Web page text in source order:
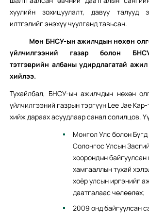
хуулийн зохицуулалт, давуу талууд
илтгэлийг энэхүү чуулганд тавьсан.
Мөн БНСУ-ын ажилчдын нөхөн
үйлчилгээний газар болон
тэтгэврийн албаны удирдлагатай
хийлээ.
Тухайлбал, БНСУ-ын ажилчдын нөхөн
үйлчилгээний газрын тэргүүн Lee Jae
хийж дараах асуудлаар санал солилцов.
Монгол Улс болон
Солонгос Улсын
хоорондын
хамгааллын тухай
хоёр улсын иргэнийг
даатгалаас чөлөөлөх;
2009 онд байгуулсан